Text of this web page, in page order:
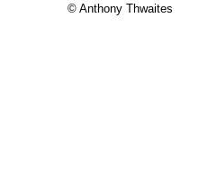
© Anthony Thwaites